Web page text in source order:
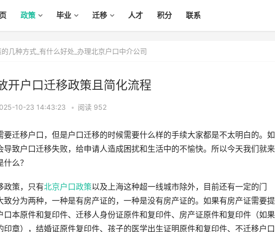
政策 毕业 迁移 人才 积分 联系
几种方式_有什么好处_办理北京户口中介公司
开户口迁移政策且简化流程
10-23 14:43:23 • 阅读 952
迁移户口，但是户口迁移的时候需要什么样的手续大家都是不太明白的。如
致户口迁移失败，给申请人造成困扰和生活中的不愉快。所以今天我们就来
么？
政策，只有北京户口政策以及上海这种超一线城市除外，目前还有一定的门
分为两种，一种是有房产证的，一种是没有房产证的。如果有房产证需要提
本原件和复印件、迁移人身份证原件和复印件、房产证原件和复印件（如果
章），结婚证原件复印件、孩子的医学出生证明原件和复印件、不迁移户口